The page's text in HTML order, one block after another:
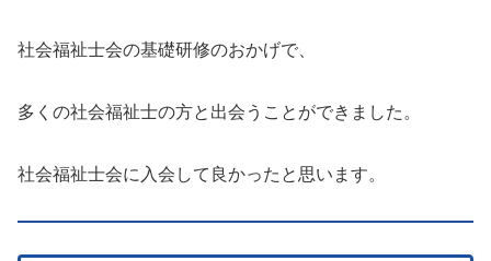
社会福祉士会の基礎研修のおかげで、
多くの社会福祉士の方と出会うことができました。
社会福祉士会に入会して良かったと思います。